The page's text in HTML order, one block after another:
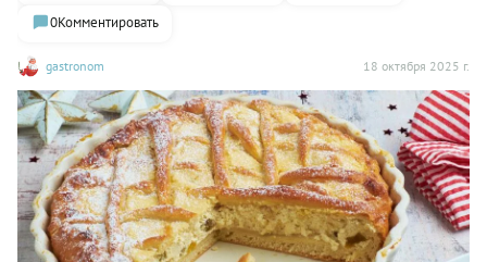
gastronom 18 октября 2025 г.
0Комментировать